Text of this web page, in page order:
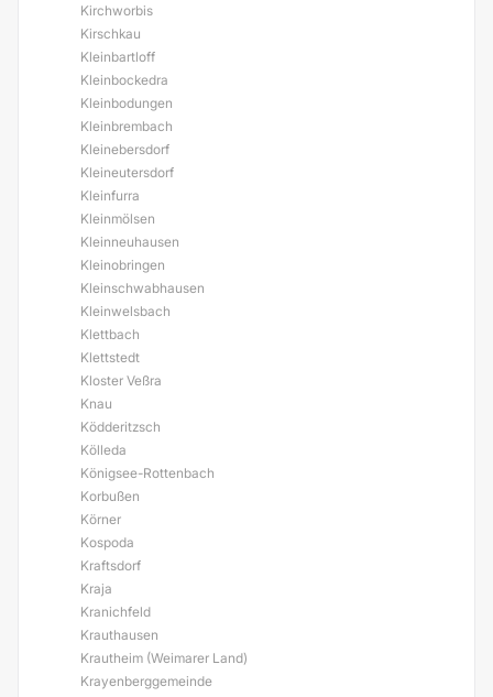
Kirchworbis
Kirschkau
Kleinbartloff
Kleinbockedra
Kleinbodungen
Kleinbrembach
Kleinebersdorf
Kleineutersdorf
Kleinfurra
Kleinmölsen
Kleinneuhausen
Kleinobringen
Kleinschwabhausen
Kleinwelsbach
Klettbach
Klettstedt
Kloster Veßra
Knau
Ködderitzsch
Kölleda
Königsee-Rottenbach
Korbußen
Körner
Kospoda
Kraftsdorf
Kraja
Kranichfeld
Krauthausen
Krautheim (Weimarer Land)
Krayenberggemeinde